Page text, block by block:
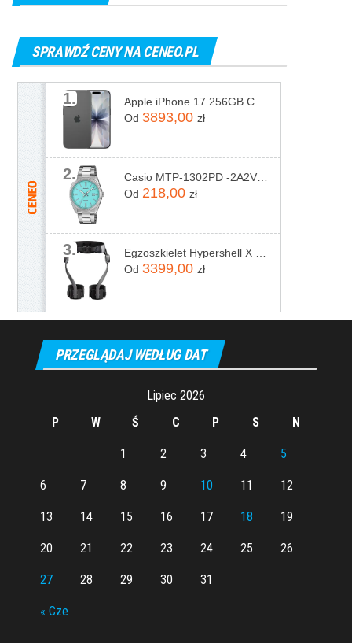
SPRAWDŹ CENY NA CENEO.PL
1.
Od 3893,00 zł
2.
Od 218,00 zł
3.
Od 3399,00 zł
PRZEGLĄDAJ WEDŁUG DAT
Lipiec 2026
P
W Ś C P S N
« Cze
1 2 3 4 5
6 7 8 9 10 11 12
13 14 15 16 17 18 19
20 21 22 23 24 25 26
27 28 29 30 31